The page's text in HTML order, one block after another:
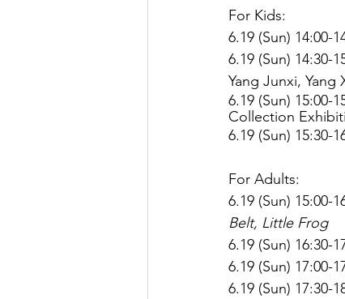
For Kids:
6.19 (Sun) 14:00-
6.19 (Sun) 14:30-
Yang Junxi, Yang
6.19 (Sun) 15:00-
Collection
6.19 (Sun) 15:30-
For Adults:
6.19 (Sun) 15:00-
Belt, Little Frog
6.19 (Sun) 16:30-
6.19 (Sun) 17:00-
6.19 (Sun) 17:30-